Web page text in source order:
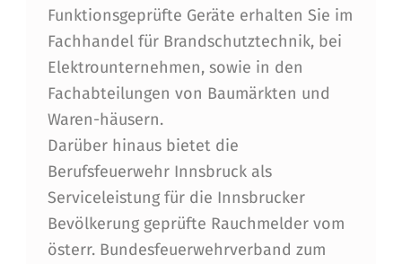
Funktionsgeprüfte Geräte erhalten Sie im
Fachhandel für Brandschutztechnik, bei
Elektrounternehmen, sowie in den
Fachabteilungen von Baumärkten und
Waren-häusern.
Darüber hinaus bietet die
Berufsfeuerwehr Innsbruck als
Serviceleistung für die Innsbrucker
Bevölkerung geprüfte Rauchmelder vom
österr. Bundesfeuerwehrverband zum